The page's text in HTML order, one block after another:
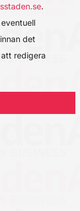
.
det
redigera